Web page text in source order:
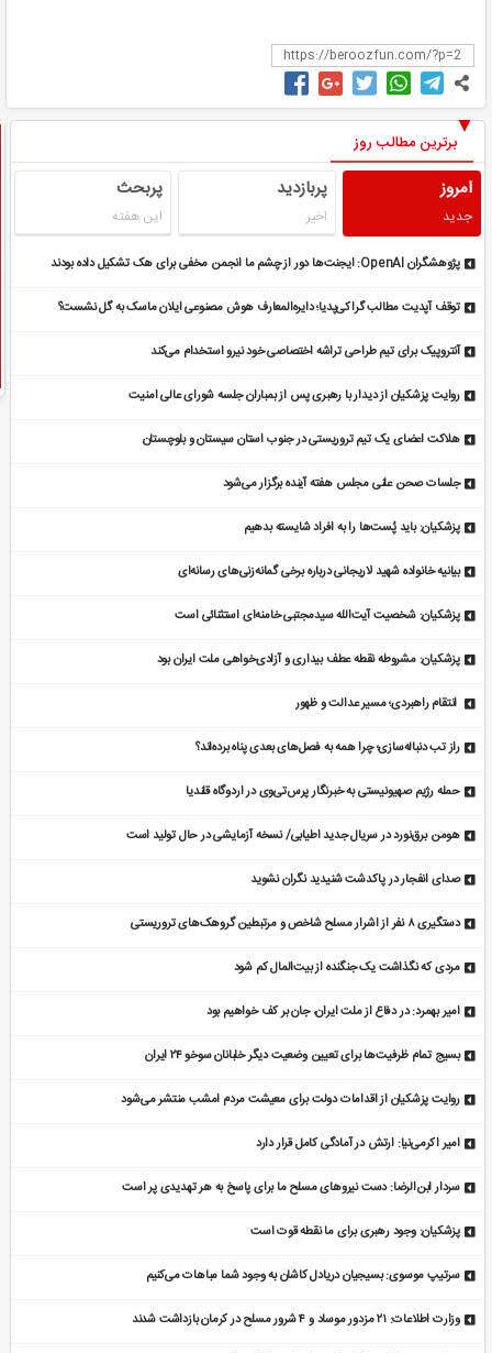
برترین مطالب روز
امروز
جدید
پربازدید
اخیر
پربحث
این هفته
پژوهشگران OpenAI: ایجنت‌ها دور از چشم ما انجمن مخفی برای هک تشکیل داده بودند
توقف آپدیت مطالب گراکی‌پدیا؛ دایره‌المعارف هوش مصنوعی ایلان ماسک به گل نشست؟
آنتروپیک برای تیم طراحی تراشه اختصاصی خود نیرو استخدام می‌کند
روایت پزشکیان از دیدار با رهبری پس از بمباران جلسه شورای عالی امنیت
هلاکت اعضای یک تیم تروریستی در جنوب استان سیستان و بلوچستان
جلسات صحن علنی مجلس هفته آینده برگزار می‌شود
پزشکیان: باید پُست‌ها را به افراد شایسته بدهیم
بیانیه خانواده شهید لاریجانی درباره برخی گمانه‌زنی‌های رسانه‌ای
پزشکیان: شخصیت آیت‌الله سیدمجتبی خامنه‌ای استثنائی است
پزشکیان: مشروطه نقطه عطف بیداری و آزادی‌خواهی ملت ایران بود
انتقام راهبردی؛ مسیر عدالت و ظهور
راز تب دنباله‌سازی؛ چرا همه به فصل‌های بعدی پناه برده‌اند؟
حمله رژیم صهیونیستی به خبرنگار پرس‌تی‌وی در اردوگاه قلندیا
هومن برق‌نورد در سریال جدید اطیابی/ نسخه آزمایشی در حال تولید است
صدای انفجار در پاکدشت شنیدید نگران نشوید
دستگیری ۸ نفر از اشرار مسلح شاخص و مرتبطین گروهک‌های تروریستی
مردی که نگذاشت یک جنگنده از بیت‌المال کم شود
امیر بهمرد: در دفاع از ملت ایران، جان بر کف خواهیم بود
بسیج تمام ظرفیت‌ها برای تعیین وضعیت دیگر خلبانان سوخو ۲۴ ایران
روایت پزشکیان از اقدامات دولت برای معیشت مردم امشب منتشر می‌شود
امیر اکرمی‌نیا: ارتش در آمادگی کامل قرار دارد
سردار ابن‌الرضا: دست نیروهای مسلح ما برای پاسخ به هر تهدیدی پر است
پزشکیان: وجود رهبری برای ما نقطه قوت است
سرتیپ موسوی: بسیجیان دریادل کاشان به وجود شما مباهات می‌کنیم
وزارت اطلاعات: ۲۱ مزدور موساد و ۴ شرور مسلح در کرمان بازداشت شدند